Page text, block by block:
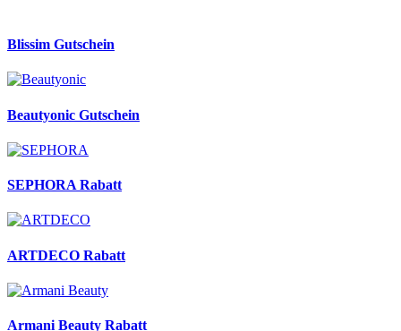
Blissim Gutschein
Beautyonic Gutschein
SEPHORA Rabatt
ARTDECO Rabatt
Armani Beauty Rabatt